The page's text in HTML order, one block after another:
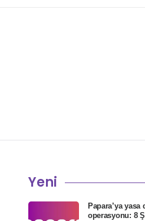
Yeni
Papara’ya yasa
operasyonu: 8